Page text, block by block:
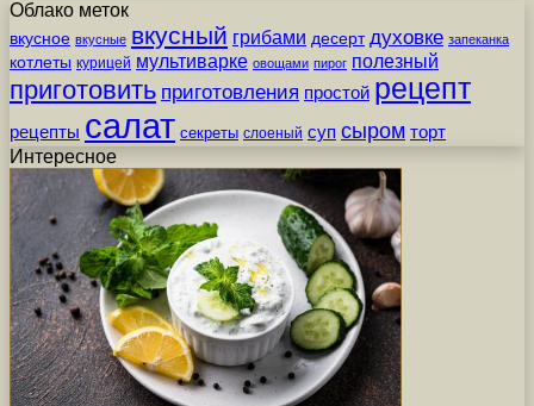
Облако меток
вкусное вкусные вкусный грибами десерт духовке запеканка
котлеты курицей мультиварке овощами пирог полезный
приготовить приготовления простой рецепт
рецепты салат секреты слоеный суп сыром торт
Интересное